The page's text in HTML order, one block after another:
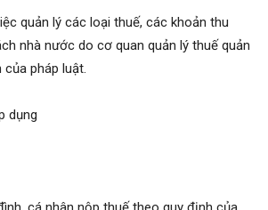
quản lý các loại thuế, các khoản thu
nhà nước do cơ quan quản lý thuế quản
pháp luật.
dụng